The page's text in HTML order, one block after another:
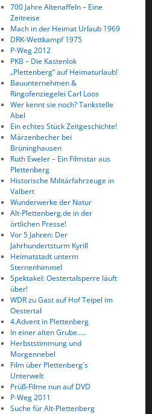
700 Jahre Altenaffeln – Eine
Zeitreise
Mach in der Heimat Urlaub 1969
DRK-Wettkampf 1975
P-Weg 2012
PKB – Die Kastenlok
„Plettenberg“ auf Heimaturlaub!
Bauunternehmen &
Ringofenziegelei Carl Loos
Wer kennt sie noch? Tankstelle
Abel
Ein echtes Stück Zeitgeschichte!
Märzenbecher bei
Brüninghausen
Ruth Eweler – Ein Filmstar aus
Plettenberg
Historische Militärfahrzeuge in
Valbert
Wunderwerke der Natur
Alt-Plettenberg.de in der
örtlichen Presse!
Vor 5 Jahren: Der
Jahrhundertsturm Kyrill
Heimatstadt unterm
Sternenhimmel
Spektakel: Oestertalsperre läuft
über!
WDR zu Gast auf Hof Teipel im
Oestertal
4.Advent in Plettenberg
In einer alten Grube…..
Herbststimmung und
Morgennebel
Film über Plettenberg´s
Unterwelt
Prüß-Filme nun auf DVD
P-Weg 2011
Suche für Alt-Plettenberg